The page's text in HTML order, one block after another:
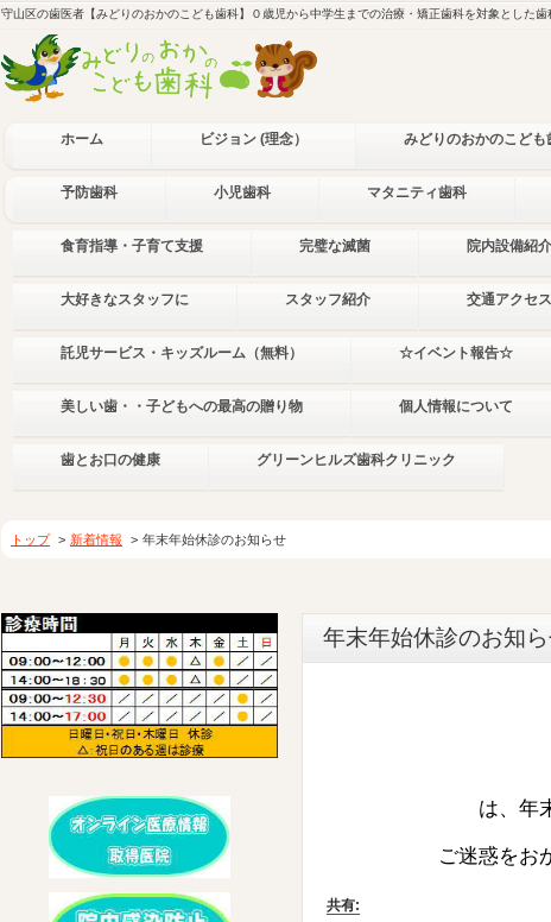
守山区の歯医者【みどりのおかのこども歯科】０歳児から中学生までの治療・矯正歯科を対象とした歯
ホーム ビジョン (理念） みどりのおかのこど
予防歯科 小児歯科 マタニティ歯科
食育指導・子育て支援 完璧な滅菌 院内設備紹
大好きなスタッフに スタッフ紹介 交通アクセス
託児サービス・キッズルーム（無料） ☆イベント報告☆
美しい歯・・子どもへの最高の贈り物 個人情報について
歯とお口の健康 グリーンヒルズ歯科クリニック
トップ 新着情報 年末年始休診のお知らせ
年末年始休診のお知
は、年
ご迷惑をお
共有: